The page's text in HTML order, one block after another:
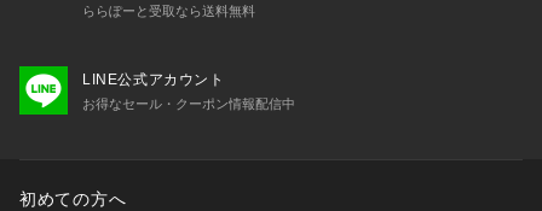
ららぽーと受取なら送料無料
LINE公式アカウント
お得なセール・クーポン情報配信中
初めての方へ